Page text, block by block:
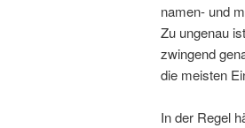
namen- und
Zu ungenau
zwingend
die meisten
In der Regel